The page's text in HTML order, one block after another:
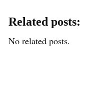
Related posts:
No related posts.